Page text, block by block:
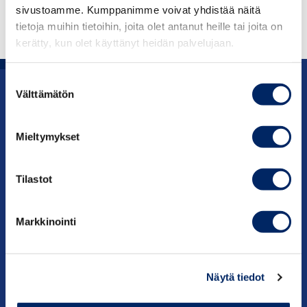
sivustoamme. Kumppanimme voivat yhdistää näitä
tietoja muihin tietoihin, joita olet antanut heille tai joita on
kerätty, kun olet käyttänyt heidän palvelujaan.
valinta
Välttämätön
Mieltymykset
Tilastot
Markkinointi
Näytä tiedot
keskuskauppakamari@chamber.fi